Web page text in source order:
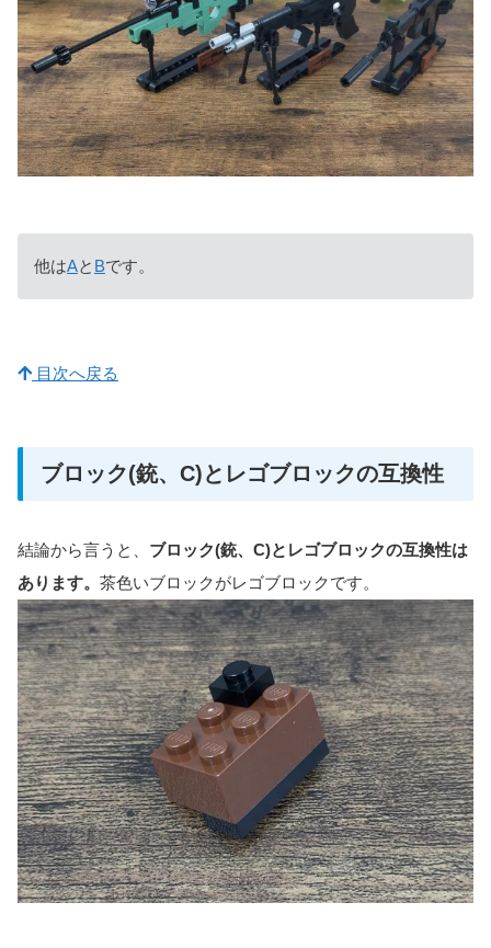
他はAと Bです。
目次へ戻る
ブロック(銃、C)とレゴブロックの互換性
結論から言うと、 ブロック(銃、C)とレゴブロックの互換性は
あります。 茶色いブロックがレゴブロックです。